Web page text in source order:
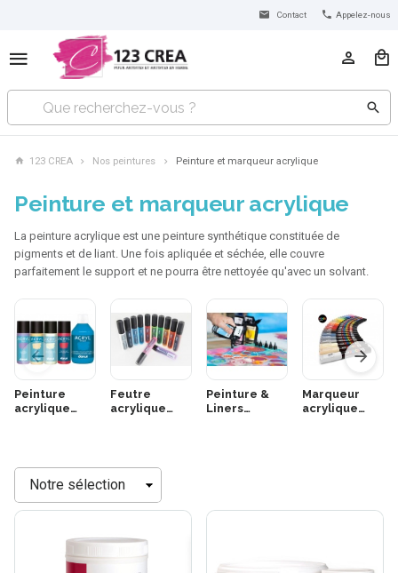
Contact Appelez-nous
123 CREA Nos peintures Peinture et marqueur acrylique
Peinture et marqueur acrylique
La peinture acrylique est une peinture synthétique constituée de
pigments et de liant. Une fois apliquée et séchée, elle couvre
parfaitement le support et ne pourra être nettoyée qu'avec un solvant.
Peinture
acrylique
Feutre
acrylique
Peinture &
Liners
Marqueur
acrylique
Trier